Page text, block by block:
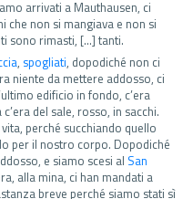
arrivati a Mauthausen, ci
che non si mangiava e non si
sono rimasti, […] tanti.
, spogliati, dopodiché non ci
niente da mettere addosso, ci
edificio in fondo, c’era
del sale, rosso, in sacchi.
perché succhiando quello
per il nostro corpo. Dopodiché
e siamo scesi al San
alla mina, ci han mandati a
breve perché siamo stati sì